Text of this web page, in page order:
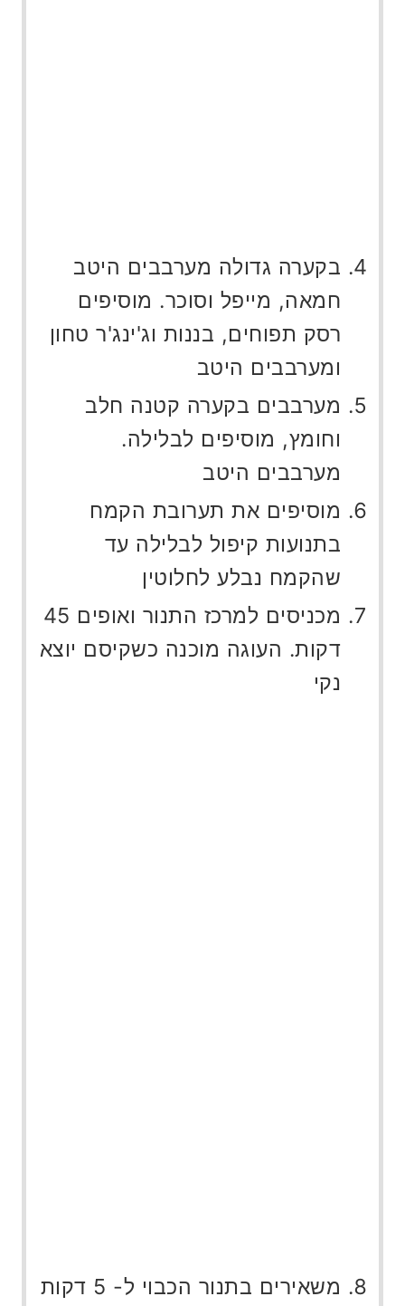
בקערה גדולה מערבבים היטב
חמאה, מייפל וסוכר. מוסיפים
רסק תפוחים, בננות וג'ינג'ר טחון
ומערבבים היטב
מערבבים בקערה קטנה חלב
וחומץ, מוסיפים לבלילה.
מערבבים היטב
מוסיפים את תערובת הקמח
בתנועות קיפול לבלילה עד
שהקמח נבלע לחלוטין
מכניסים למרכז התנור ואופים 45
דקות. העוגה מוכנה כשקיסם יוצא
נקי
משאירים בתנור הכבוי ל- 5 דקות